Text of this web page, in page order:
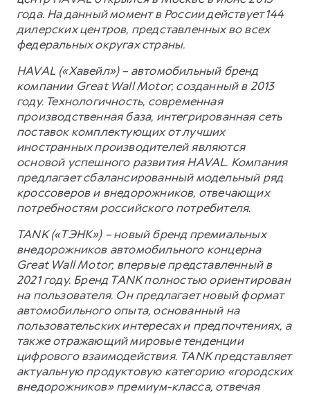
года. На данный момент в России действует 144
дилерских центров, представленных во всех
федеральных округах страны.
HAVAL («Хавейл») – автомобильный бренд
компании Great Wall Motor, созданный в 2013
году. Технологичность, современная
производственная база, интегрированная сеть
поставок комплектующих от лучших
иностранных производителей являются
основой успешного развития HAVAL. Компания
предлагает сбалансированный модельный ряд
кроссоверов и внедорожников, отвечающих
потребностям российского потребителя.
TANK («ТЭНК») – новый бренд премиальных
внедорожников автомобильного концерна
Great Wall Motor, впервые представленный в
2021 году. Бренд TANK полностью ориентирован
на пользователя. Он предлагает новый формат
автомобильного опыта, основанный на
пользовательских интересах и предпочтениях, а
также отражающий мировые тенденции
цифрового взаимодействия. TANK представляет
актуальную продуктовую категорию «городских
внедорожников» премиум-класса, отвечая